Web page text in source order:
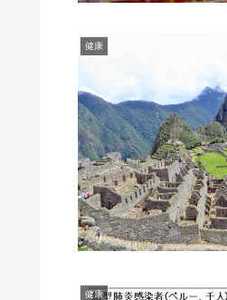
健康
健康